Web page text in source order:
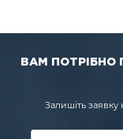
ВАМ ПОТРІБНО
Залишіть заявку